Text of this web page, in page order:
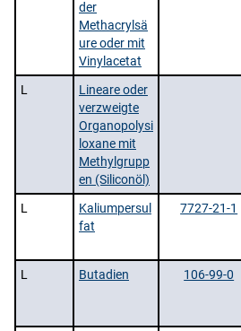
der
Methacrylsä
ure oder mit
Vinylacetat
L
Lineare oder
verzweigte
Organopolysi
loxane mit
Methylgrupp
en (Siliconöl)
L
Kaliumpersul
fat
7727-21-1
L Butadien 106-99-0